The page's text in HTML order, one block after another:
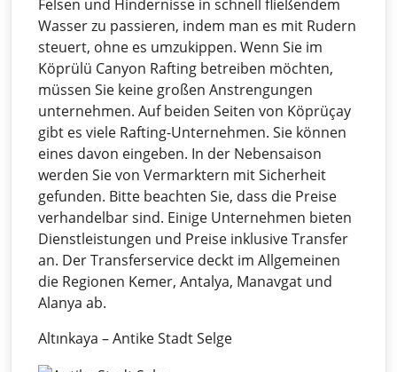
Felsen und Hindernisse in schnell fließendem
Wasser zu passieren, indem man es mit Rudern
steuert, ohne es umzukippen. Wenn Sie im
Köprülü Canyon Rafting betreiben möchten,
müssen Sie keine großen Anstrengungen
unternehmen. Auf beiden Seiten von Köprüçay
gibt es viele Rafting-Unternehmen. Sie können
eines davon eingeben. In der Nebensaison
werden Sie von Vermarktern mit Sicherheit
gefunden. Bitte beachten Sie, dass die Preise
verhandelbar sind. Einige Unternehmen bieten
Dienstleistungen und Preise inklusive Transfer
an. Der Transferservice deckt im Allgemeinen
die Regionen Kemer, Antalya, Manavgat und
Alanya ab.
Altınkaya – Antike Stadt Selge